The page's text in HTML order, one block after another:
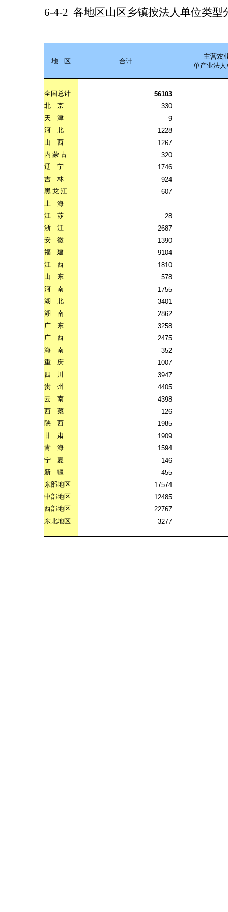
6-4-2 各地区山区乡镇按法人单位类
地 区 合计
主营农
单产业法人
全国总计
56103
北
京
330
天
津
9
河
北
1228
山
西
1267
内 蒙 古
320
辽
宁
1746
吉
林
924
黑 龙 江
607
上
海
江
苏
28
浙
江
2687
安
徽
1390
福
建
9104
江
西
1810
山
东
578
河
南
1755
湖
北
3401
湖
南
2862
广
东
3258
广
西
2475
海
南
352
重
庆
1007
四
川
3947
贵
州
4405
云
南
4398
西
藏
126
陕
西
1985
甘
肃
1909
青
海
1594
宁
夏
146
新
疆
455
东部地区
17574
中部地区
12485
西部地区
22767
东北地区
3277